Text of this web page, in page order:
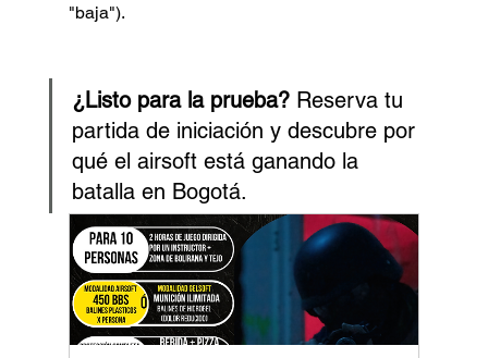
"baja").
¿Listo para la prueba? Reserva tu
partida de iniciación y descubre por
qué el airsoft está ganando la
batalla en Bogotá.